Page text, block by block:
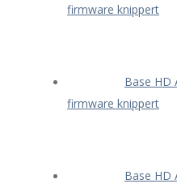
firmware knippert
Base HD
firmware knippert
Base HD